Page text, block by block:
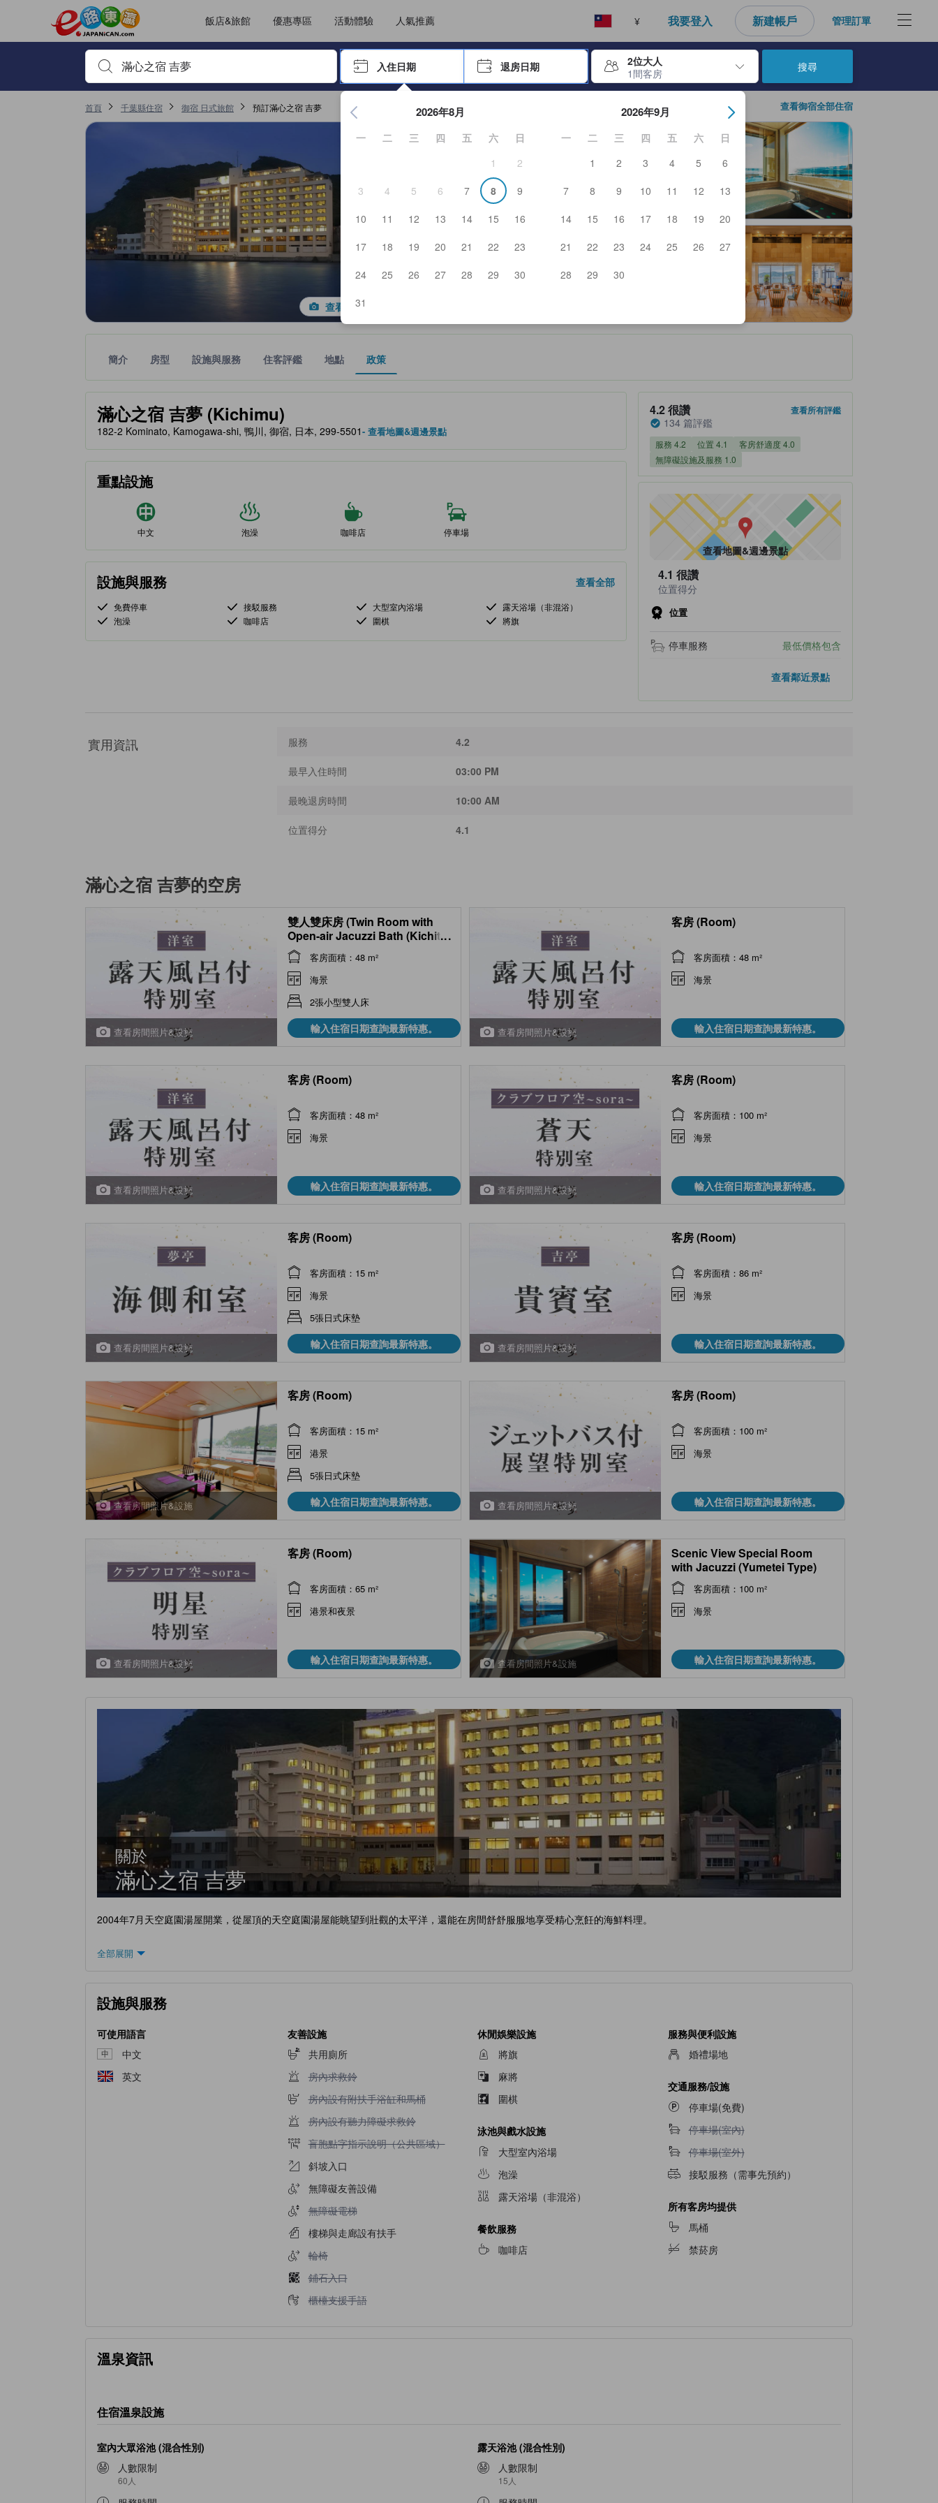
飯店&旅館 優惠專區 活動體驗 人氣推薦 ¥ 我要登入 新建帳戶 管理訂單
輸入住宿名稱或關鍵字查詢，使用上下鍵或Tab鍵移動，並按「Enter」來選擇
入住日期 退房日期
2位大人
1間客房
按Enter鍵開始在日期選擇器中查看。使用方向鍵瀏覽入住和退房日期。使用Enter鍵選擇日期後，將選擇入住日期。重複相同方法以選擇
2026年8月
一 二 三 四 五 六
日
1
2
3
4 5 6 7 8
9
10
11 12 13 14 15
16
17
18 19 20 21 22
23
24
25 26 27 28 29
30
31
2026年9月
一 二 三 四 五 六
日
1
2 3 4 5
6
7
8 9 10 11 12
13
14
15 16 17 18 19
20
21
22 23 24 25 26
27
28
29 30
搜尋
首頁 千葉縣住宿 御宿 日式旅館 預訂滿心之宿 吉夢 查看御宿全部住宿
查看所有照片
簡介 房型 設施與服務 住客評鑑 地點 政策
滿心之宿 吉夢 (Kichimu)
tooltip
黃金星等由本站合作夥伴提供，可作為您判斷舒適度、設施與服務項目的參考指標
182-2 Kominato, Kamogawa-shi, 鴨川, 御宿, 日本, 299-5501- 查看地圖&週邊景點
重點設施
中文 泡澡 咖啡店 停車場
設施與服務 查看全部
免費停車 接駁服務 大型室內浴場
露天浴場（非混浴）
泡澡
咖啡店 圍棋 將旗
住宿評鑑分數4.2（總分5分） 很讚 134 篇評鑑
4.2很讚
134 篇評鑑
查看所有評鑑
服務 4.2 位置 4.1
客房舒適度 4.0
無障礙設施及服務 1.0
查看地圖&週邊景點
4.1 很讚
位置得分
位置
停車服務 最低價格包含
查看鄰近景點
實用資訊 服務 4.2
最早入住時間 03:00 PM
最晚退房時間 10:00 AM
位置得分 4.1
滿心之宿 吉夢的空房
查看房間照片&設施
雙人雙床房 (Twin Room with
Open-air Jacuzzi Bath (Kichitei
Type))
...
客房面積：48 m²
海景
2張小型雙人床
輸入住宿日期查詢最新特惠。 查看房間照片&設施
客房 (Room)
客房面積：48 m²
海景
輸入住宿日期查詢最新特惠。
查看房間照片&設施
客房 (Room)
客房面積：48 m²
海景
輸入住宿日期查詢最新特惠。 查看房間照片&設施
客房 (Room)
客房面積：100 m²
海景
輸入住宿日期查詢最新特惠。
查看房間照片&設施
客房 (Room)
客房面積：15 m²
海景
5張日式床墊
輸入住宿日期查詢最新特惠。 查看房間照片&設施
客房 (Room)
客房面積：86 m²
海景
輸入住宿日期查詢最新特惠。
查看房間照片&設施
客房 (Room)
客房面積：15 m²
港景
5張日式床墊
輸入住宿日期查詢最新特惠。 查看房間照片&設施
客房 (Room)
客房面積：100 m²
海景
輸入住宿日期查詢最新特惠。
查看房間照片&設施
客房 (Room)
客房面積：65 m²
港景和夜景
輸入住宿日期查詢最新特惠。 查看房間照片&設施
Scenic View Special Room
with Jacuzzi (Yumetei Type)
客房面積：100 m²
海景
輸入住宿日期查詢最新特惠。
關於
滿心之宿 吉夢
2004年7月天空庭園湯屋開業，從屋頂的天空庭園湯屋能眺望到壯觀的太平洋，還能在房間舒舒服服地享受精心烹飪的海鮮料理。
全部展開
設施與服務
可使用語言
中文
英文
友善設施
共用廁所
不提供房內求救鈴
房內求救鈴
不提供房內設有附扶手浴缸和馬桶
房內設有附扶手浴缸和馬桶
不提供房內設有聽力障礙求救鈴
房內設有聽力障礙求救鈴
不提供盲胞點字指示說明（公共區域）
盲胞點字指示說明（公共區域）
斜坡入口
無障礙友善設備
不提供無障礙電梯
無障礙電梯
樓梯與走廊設有扶手
不提供輪椅
輪椅
不提供鋪石入口
鋪石入口
不提供櫃檯支援手語
櫃檯支援手語
休閒娛樂設施
將旗
麻將
圍棋
泳池與戲水設施
大型室內浴場
泡澡
露天浴場（非混浴）
餐飲服務
咖啡店
服務與便利設施
婚禮場地
交通服務/設施
停車場(免費)
不提供停車場(室內)
停車場(室內)
不提供停車場(室外)
停車場(室外)
接駁服務（需事先預約）
所有客房均提供
馬桶
禁菸房
溫泉資訊
住宿溫泉設施
室內大眾浴池 (混合性別)
人數限制
60人
露天浴池 (混合性別)
人數限制
15人
JAPANiCAN的每一篇住宿評鑑都是由真實住客在退房後才遞交上傳，我們堅持提供客觀公正的住宿評鑑，確保資訊的可靠性、可信度以及真實性，進而做為每個人的最佳訂房參考，幫助所有人能快速找到符合需求的住
服務得分4.2分（滿分5），且在御宿表現高分
位置得分4.1分（滿分5），且在御宿表現高分
客房舒適度得分4分（滿分5），且在御宿表現高分
無障礙設施及服務得分1分（滿分5），且在御宿表現高分